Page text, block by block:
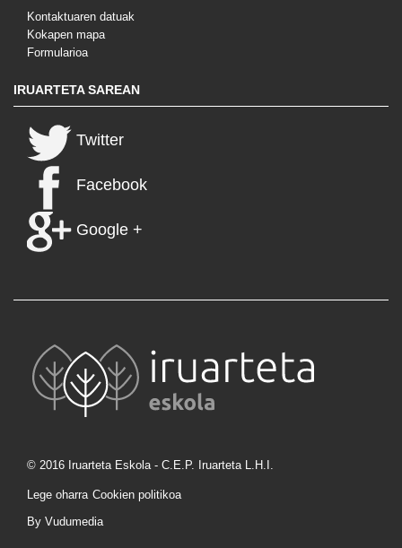
Kontaktuaren datuak
Kokapen mapa
Formularioa
IRUARTETA SAREAN
Twitter
Facebook
Google +
© 2016 Iruarteta Eskola - C.E.P. Iruarteta L.H.I.
Lege oharra Cookien politikoa
By Vudumedia